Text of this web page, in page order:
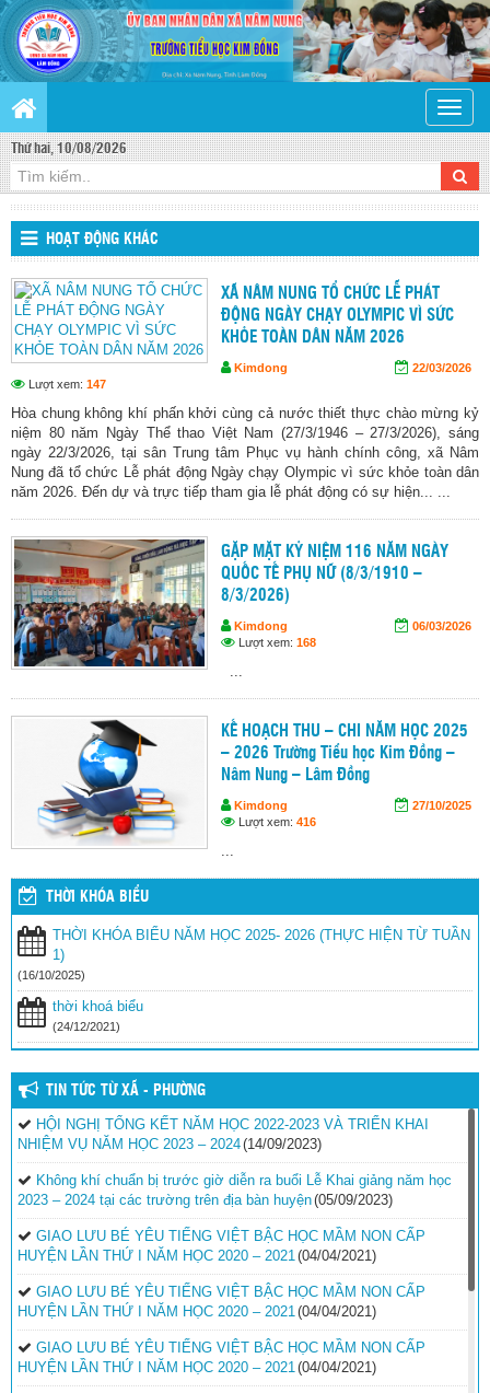
Toggle
Thứ hai, 10/08/2026
HOẠT ĐỘNG KHÁC
XÃ NÂM NUNG TỔ CHỨC LỄ PHÁT
ĐỘNG NGÀY CHẠY OLYMPIC VÌ SỨC
KHỎE TOÀN DÂN NĂM 2026
Kimdong
22/03/2026
Lượt xem: 147
Hòa chung không khí phấn khởi cùng cả nước thiết thực chào mừng kỷ
niệm 80 năm Ngày Thể thao Việt Nam (27/3/1946 – 27/3/2026), sáng
ngày 22/3/2026, tại sân Trung tâm Phục vụ hành chính công, xã Nâm
Nung đã tổ chức Lễ phát động Ngày chạy Olympic vì sức khỏe toàn dân
năm 2026. Đến dự và trực tiếp tham gia lễ phát động có sự hiện... ...
GẶP MẶT KỶ NIỆM 116 NĂM NGÀY
QUỐC TẾ PHỤ NỮ (8/3/1910 –
8/3/2026)
Kimdong
06/03/2026
Lượt xem: 168
KẾ HOẠCH THU – CHI NĂM HỌC 2025
– 2026 Trường Tiểu học Kim Đồng –
Nâm Nung – Lâm Đồng
Kimdong
27/10/2025
Lượt xem: 416
THỜI KHÓA BIỂU
THỜI KHÓA BIỂU NĂM HỌC 2025- 2026 (THỰC HIỆN TỪ TUẦN
1)
(16/10/2025)
thời khoá biểu
(24/12/2021)
TIN TỨC TỪ XÃ - PHƯỜNG
HỘI NGHỊ TỔNG KẾT NĂM HỌC 2022-2023 VÀ TRIỂN KHAI
NHIỆM VỤ NĂM HỌC 2023 – 2024(14/09/2023)
Không khí chuẩn bị trước giờ diễn ra buổi Lễ Khai giảng năm học
2023 – 2024 tại các trường trên địa bàn huyện(05/09/2023)
GIAO LƯU BÉ YÊU TIẾNG VIỆT BẬC HỌC MẦM NON CẤP
HUYỆN LẦN THỨ I NĂM HỌC 2020 – 2021 (04/04/2021)
GIAO LƯU BÉ YÊU TIẾNG VIỆT BẬC HỌC MẦM NON CẤP
HUYỆN LẦN THỨ I NĂM HỌC 2020 – 2021 (04/04/2021)
GIAO LƯU BÉ YÊU TIẾNG VIỆT BẬC HỌC MẦM NON CẤP
HUYỆN LẦN THỨ I NĂM HỌC 2020 – 2021 (04/04/2021)